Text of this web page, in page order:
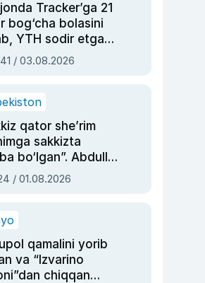
Tracker’ga 21
bog‘cha bolasini
YTH sodir etgan
sud hukmi o‘qildi
/ 03.08.2026
qator she’rim
sakkizta
bo‘lgan”. Abdulla
siyosiy
asrab
/ 01.08.2026
qamalini yorib
va “Izvarino
chiqqan